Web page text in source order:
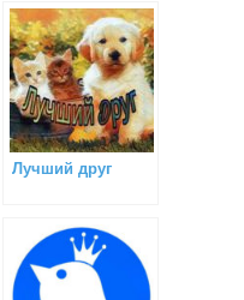
Лучший друг